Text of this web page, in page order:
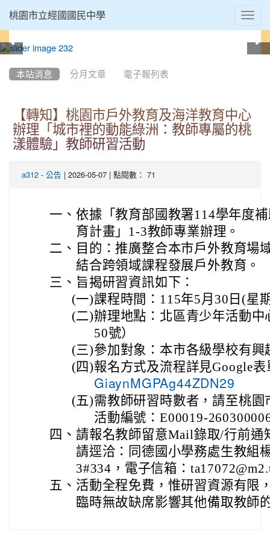
桃園市立經國國民中學
本站消息 分月文章 電子報列表
【轉知】桃園市戶外教育及海洋教育中心
辦理「城市裡的動能綠洲：教師專屬的桃
漾體驗」教師研習活動
a312 - 公告 | 2026-05-07 | 點閱數： 71
一、 依據「教育部國教署114學年度
育計畫」1-3教師專業辦理。
二、 目的：推廣整合本市戶外教育場
結合跨領域課程發展戶外教育。
三、 旨揭研習資訊如下：
(一)課程時間：115年5月30日(星
(二)辦理地點：北區青少年活動
50號）
(三)參加對象：本市各級學校有興
(四)報名方式及流程詳見Google
GiaynMGPAg44ZDN29
(五)需教師研習時數者，請至桃
活動編號：E00019-
四、 請報名教師留意Mail錄取/行前通
請逕洽：同德國小學務處生教組
3#334，電子信箱：
五、 活動全程免費，惟研習資源有限
臨時無故缺席影響其他備取教師